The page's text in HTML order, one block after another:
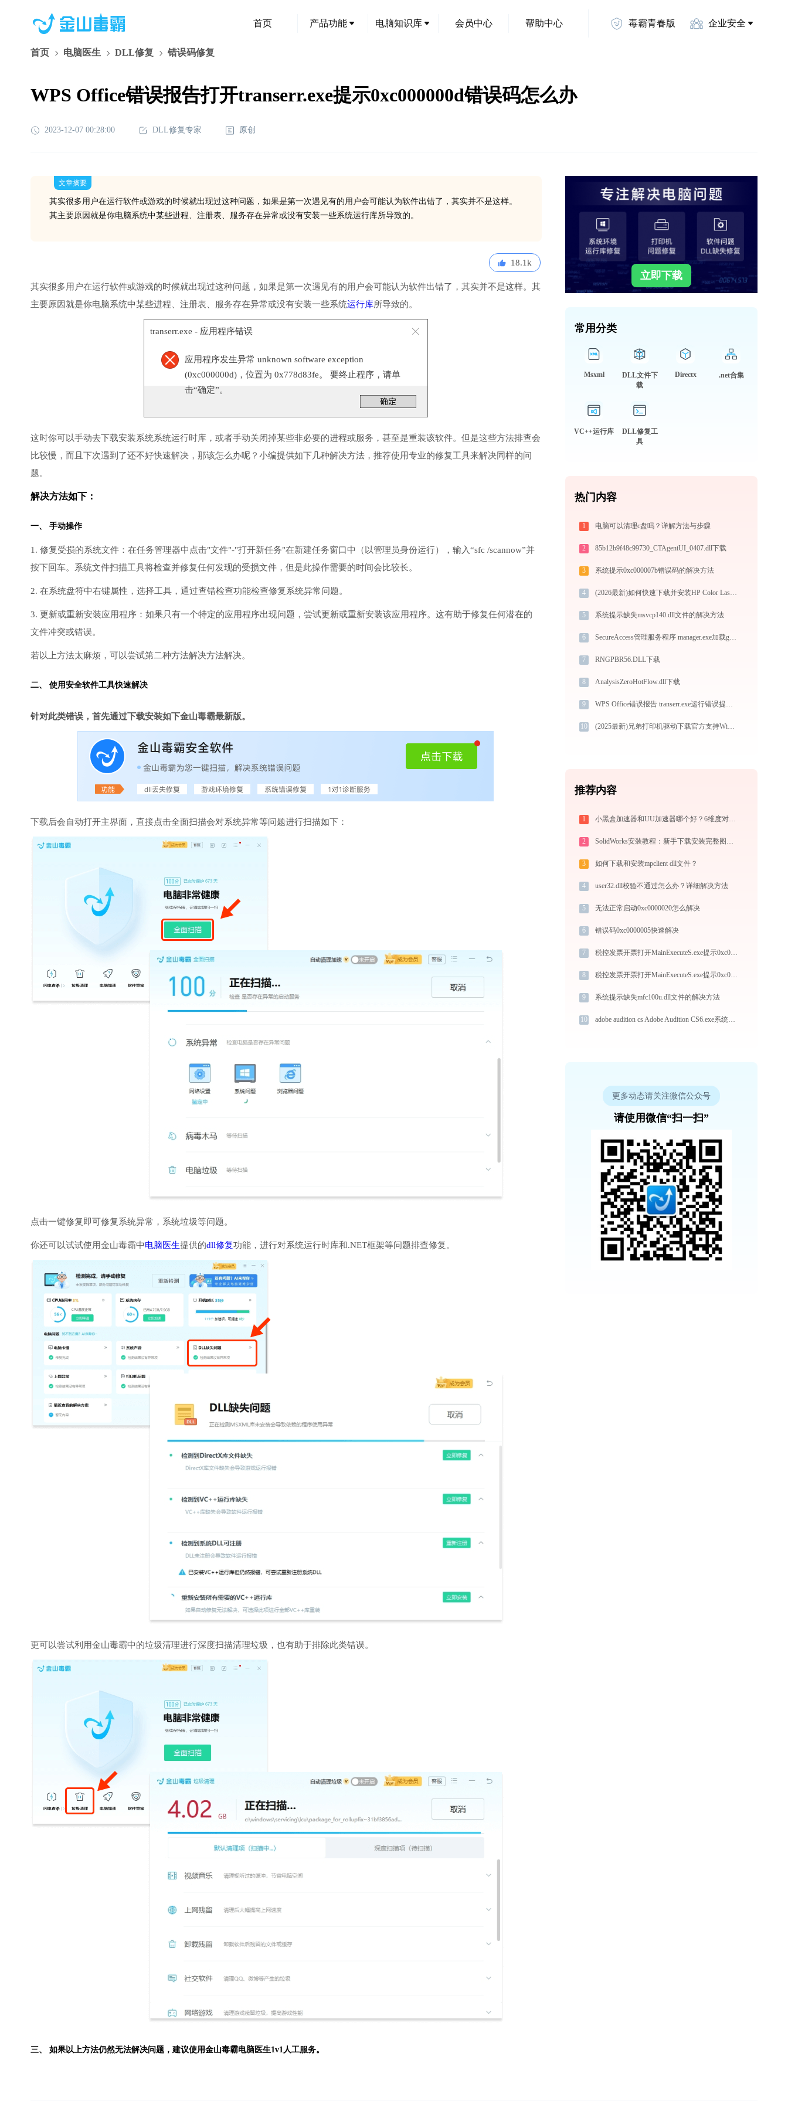
首页 产品功能 电脑知识库 会员中心 帮助中心 毒霸青春版 企业安全
首页 电脑医生 DLL修复 错误码修复
WPS Office错误报告打开transerr.exe提示0xc000000d错误码怎么办
2023-12-07 00:28:00 DLL修复专家 原创
文章摘要
其实很多用户在运行软件或游戏的时候就出现过这种问题，如果是第一次遇见有的用户会可能认为软件出错了，其实并不是这样。
其主要原因就是你电脑系统中某些进程、注册表、服务存在异常或没有安装一些系统运行库所导致的。
18.1k
其实很多用户在运行软件或游戏的时候就出现过这种问题，如果是第一次遇见有的用户会可能认为软件出错了，其实并不是这样。其
主要原因就是你电脑系统中某些进程、注册表、服务存在异常或没有安装一些系统运行库所导致的。
transerr.exe - 应用程序错误
应用程序发生异常 unknown software exception
(0xc000000d)，位置为 0x778d83fe。 要终止程序，请单
击“确定”。
这时你可以手动去下载安装系统系统运行时库，或者手动关闭掉某些非必要的进程或服务，甚至是重装该软件。但是这些方法排查会
比较慢，而且下次遇到了还不好快速解决，那该怎么办呢？小编提供如下几种解决方法，推荐使用专业的修复工具来解决同样的问
题。
解决方法如下：
一、 手动操作
1. 修复受损的系统文件：在任务管理器中点击"文件"-"打开新任务"在新建任务窗口中（以管理员身份运行），输入“sfc /scannow”并
按下回车。系统文件扫描工具将检查并修复任何发现的受损文件，但是此操作需要的时间会比较长。
2. 在系统盘符中右键属性，选择工具，通过查错检查功能检查修复系统异常问题。
3. 更新或重新安装应用程序：如果只有一个特定的应用程序出现问题，尝试更新或重新安装该应用程序。这有助于修复任何潜在的
文件冲突或错误。
若以上方法太麻烦，可以尝试第二种方法解决方法解决。
二、 使用安全软件工具快速解决
针对此类错误，首先通过下载安装如下金山毒霸最新版。
下载后会自动打开主界面，直接点击全面扫描会对系统异常等问题进行扫描如下：
点击一键修复即可修复系统异常，系统垃圾等问题。
你还可以试试使用金山毒霸中电脑医生提供的dll修复功能，进行对系统运行时库和.NET框架等问题排查修复。
更可以尝试利用金山毒霸中的垃圾清理进行深度扫描清理垃圾，也有助于排除此类错误。
三、 如果以上方法仍然无法解决问题，建议使用金山毒霸电脑医生1v1人工服务。
立即下载
常用分类
Msxml
DLL文件下
载
Directx .net合集
VC++运行库
DLL修复工
具
热门内容
1 电脑可以清理c盘吗？详解方法与步骤
2 85b12b9f48c99730_CTAgentUI_0407.dll下载
3 系统提示0xc000007b错误码的解决方法
4 (2026最新)如何快速下载并安装HP Color LaserJet CM6030打印机驱动：详细步骤解析
5 系统提示缺失msvcp140.dll文件的解决方法
6 SecureAccess管理服务程序 manager.exe加载gdca_us_client.dll文件丢失处理办法
7 RNGPBR56.DLL下载
8 AnalysisZeroHotFlow.dll下载
9 WPS Office错误报告 transerr.exe运行错误提示0xc000000d的解决办法
10 (2025最新)兄弟打印机驱动下载官方支持Win10/Win11
推荐内容
1 小黑盒加速器和UU加速器哪个好？6维度对比指南
2 SolidWorks安装教程：新手下载安装完整图文指南
3 如何下载和安装mpclient dll文件？
4 user32.dll校验不通过怎么办？详细解决方法
5 无法正常启动0xc0000020怎么解决
6 错误码0xc0000005快速解决
7 税控发票开票打开MainExecuteS.exe提示0xc000000d错误码怎么办
8 税控发票开票打开MainExecuteS.exe提示0xc000000d错误码怎么办
9 系统提示缺失mfc100u.dll文件的解决方法
10 adobe audition cs Adobe Audition CS6.exe系统错误dvacore.dll丢失如何解决
更多动态请关注微信公众号
请使用微信“扫一扫”